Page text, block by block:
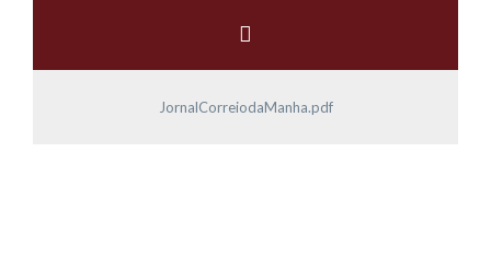
JornalCorreiodaManha.pdf